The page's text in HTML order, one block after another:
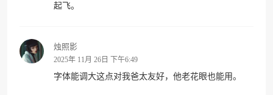
起飞。
烛照影
2025年 11月 26日 下午6:49
字体能调大这点对我爸太友好，他老花眼也能用。